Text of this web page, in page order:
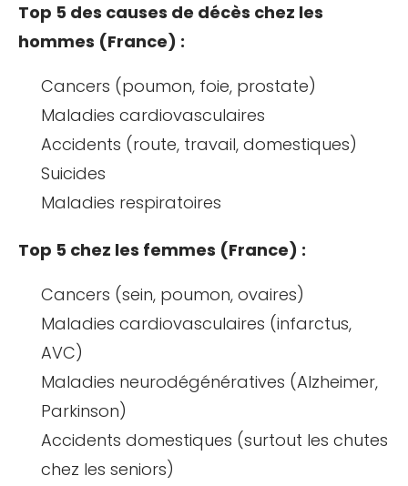
Top 5 des causes de décès chez les
hommes (France) :
Cancers (poumon, foie, prostate)
Maladies cardiovasculaires
Accidents (route, travail, domestiques)
Suicides
Maladies respiratoires
Top 5 chez les femmes (France) :
Cancers (sein, poumon, ovaires)
Maladies cardiovasculaires (infarctus,
AVC)
Maladies neurodégénératives (Alzheimer,
Parkinson)
Accidents domestiques (surtout les chutes
chez les seniors)